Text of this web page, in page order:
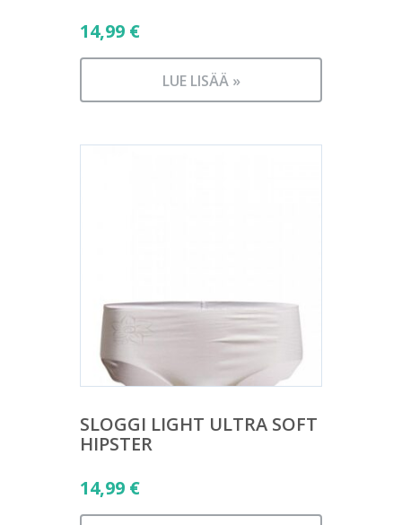
14,99 €
LUE LISÄÄ »
SLOGGI LIGHT ULTRA SOFT
HIPSTER
14,99 €